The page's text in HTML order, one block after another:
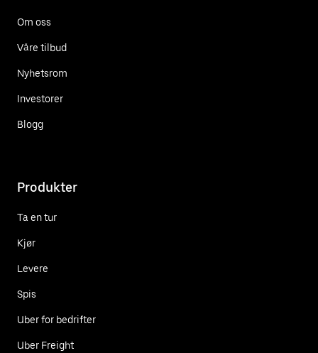
Om oss
Våre tilbud
Nyhetsrom
Investorer
Blogg
Produkter
Ta en tur
Kjør
Levere
Spis
Uber for bedrifter
Uber Freight